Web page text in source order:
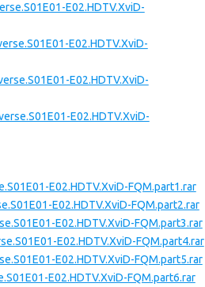
E02.HDTV.XviD-
E02.HDTV.XviD-
E02.HDTV.XviD-
E02.HDTV.XviD-
E02.HDTV.XviD-FQM.part1.rar
E02.HDTV.XviD-FQM.part2.rar
E02.HDTV.XviD-FQM.part3.rar
E02.HDTV.XviD-FQM.part4.rar
E02.HDTV.XviD-FQM.part5.rar
E02.HDTV.XviD-FQM.part6.rar